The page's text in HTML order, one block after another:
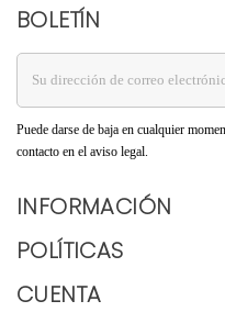
BOLETÍN
Puede darse de baja en cualquier
contacto en el aviso legal.
INFORMACIÓN
POLÍTICAS
CUENTA